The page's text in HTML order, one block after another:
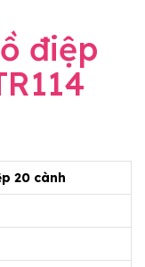
điệp
20 cành